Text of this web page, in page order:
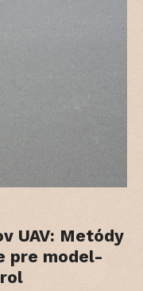
UAV: Metódy
pre model-